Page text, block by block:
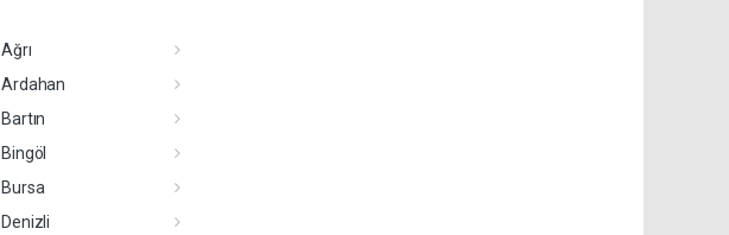
Ağrı
Ardahan
Bartın
Bingöl
Bursa
Denizli